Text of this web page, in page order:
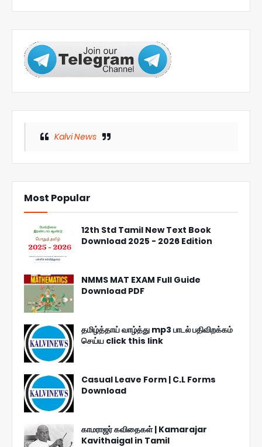
Kalvi News
Most Popular
12th Std Tamil New Text Book
Download 2025 - 2026 Edition
NMMS MAT EXAM Full Guide
Download PDF
தமிழ்த்தாய் வாழ்த்து mp3 பாடல் பதிவிறக்கம்
செய்ய click this link
Casual Leave Form | C.L Forms
Download
காமராஜர் கவிதைகள் | Kamarajar
Kavithaigal in Tamil